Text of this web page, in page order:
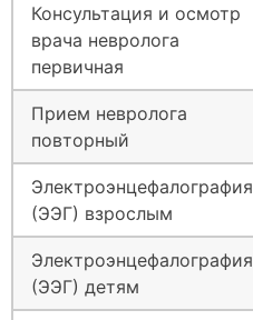
Консультация и осмотр
врача невролога
первичная
Прием невролога
повторный
Электроэнцефалография
(ЭЭГ) взрослым
Электроэнцефалография
(ЭЭГ) детям